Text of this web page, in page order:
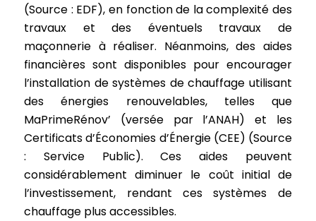
(Source : EDF), en fonction de la complexité des
travaux et des éventuels travaux de
maçonnerie à réaliser. Néanmoins, des aides
financières sont disponibles pour encourager
l’installation de systèmes de chauffage utilisant
des énergies renouvelables, telles que
MaPrimeRénov’ (versée par l’ANAH) et les
Certificats d’Économies d’Énergie (CEE) (Source
: Service Public). Ces aides peuvent
considérablement diminuer le coût initial de
l’investissement, rendant ces systèmes de
chauffage plus accessibles.